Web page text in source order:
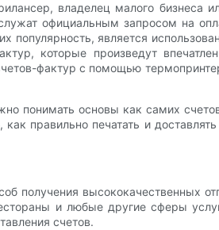
владелец малого бизнеса
официальным запросом на
является
которые произведут
фактур с помощью
понимать основы как самих
правильно печатать и
получения высококачественных
и любые другие сферы
счетов.